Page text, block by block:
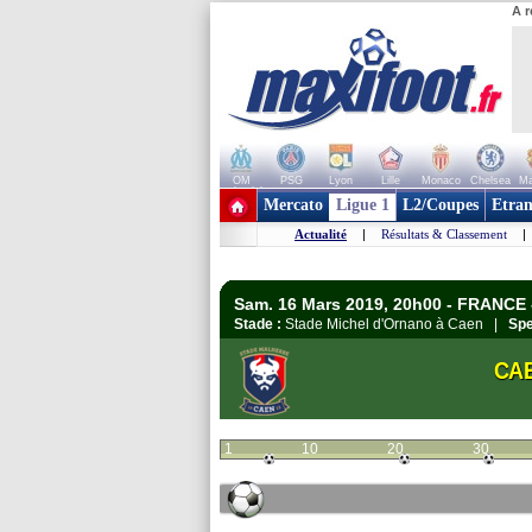
A
OM PSG Lyon Lille Monaco Chelsea
+ de clubs
Mercato Ligue 1 L2/Coupes
Actualité | Résultats & Classement |
Sam. 16 Mars 2019, 20h00 -
Stade : Stade Michel d'Ornano à Caen |
1 10 20 30